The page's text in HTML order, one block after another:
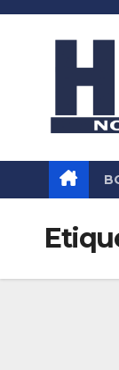
Saltar